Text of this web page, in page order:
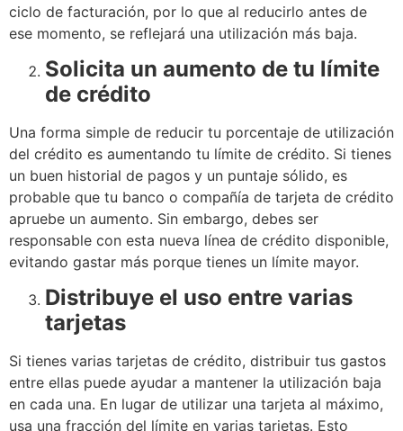
ciclo de facturación, por lo que al reducirlo antes de
ese momento, se reflejará una utilización más baja.
Solicita un aumento de tu límite
de crédito
Una forma simple de reducir tu porcentaje de utilización
del crédito es aumentando tu límite de crédito. Si tienes
un buen historial de pagos y un puntaje sólido, es
probable que tu banco o compañía de tarjeta de crédito
apruebe un aumento. Sin embargo, debes ser
responsable con esta nueva línea de crédito disponible,
evitando gastar más porque tienes un límite mayor.
Distribuye el uso entre varias
tarjetas
Si tienes varias tarjetas de crédito, distribuir tus gastos
entre ellas puede ayudar a mantener la utilización baja
en cada una. En lugar de utilizar una tarjeta al máximo,
usa una fracción del límite en varias tarjetas. Esto